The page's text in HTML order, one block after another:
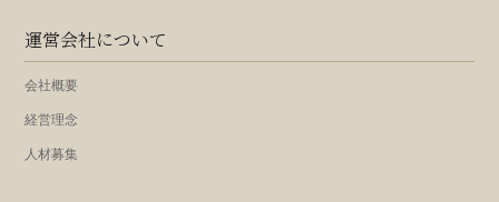
運営会社について
会社概要
経営理念
人材募集